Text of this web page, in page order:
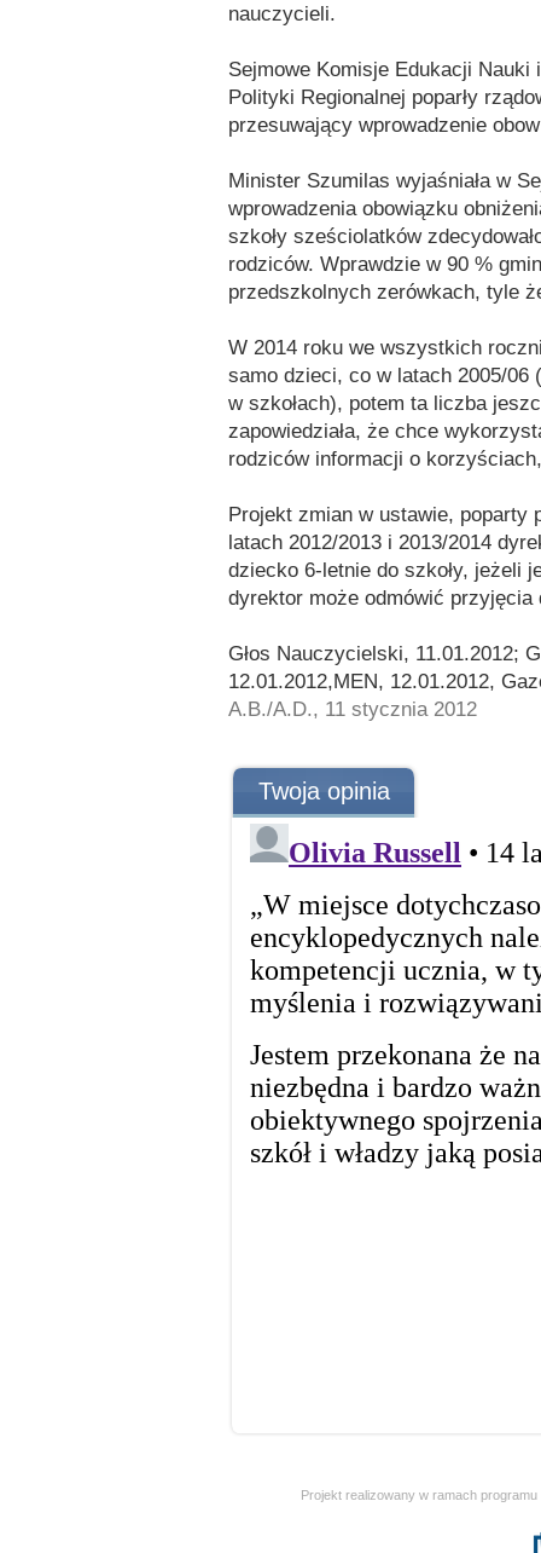
nauczycieli.
Sejmowe Komisje Edukacji Nauki
Polityki Regionalnej poparły
przesuwający wprowadzenie
Minister Szumilas wyjaśniała w
wprowadzenia obowiązku
szkoły sześciolatków
rodziców. Wprawdzie w 90 %
przedszkolnych zerówkach, tyle
W 2014 roku we wszystkich
samo dzieci, co w latach 2005/06
w szkołach), potem ta liczba
zapowiedziała, że chce
rodziców informacji o
Projekt zmian w ustawie, poparty
latach 2012/2013 i 2013/2014
dziecko 6-letnie do szkoły, jeżeli
dyrektor może odmówić przyjęcia
Głos Nauczycielski, 11.01.2012;
12.01.2012,MEN, 12.01.2012,
A.B./A.D., 11 stycznia 2012
Twoja opinia
Projekt realizowany w ramach